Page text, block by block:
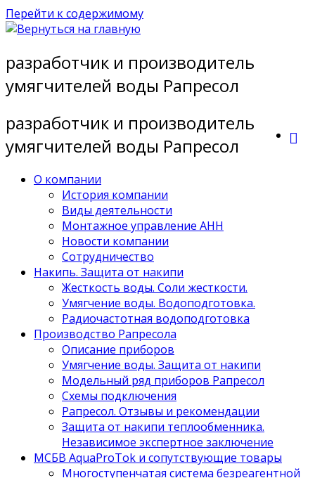
Перейти к содержимому
разработчик и производитель
умягчителей воды Рапресол
разработчик и производитель
умягчителей воды Рапресол
О компании
История компании
Виды деятельности
Монтажное управление АНН
Новости компании
Сотрудничество
Накипь. Защита от накипи
Жесткость воды. Соли жесткости.
Умягчение воды. Водоподготовка.
Радиочастотная водоподготовка
Производство Рапресола
Описание приборов
Умягчение воды. Защита от накипи
Модельный ряд приборов Рапресол
Схемы подключения
Рапресол. Отзывы и рекомендации
Защита от накипи теплообменника.
Независимое экспертное заключение
МСБВ AquaProTok и сопутствующие товары
Многоступенчатая система безреагентной